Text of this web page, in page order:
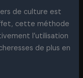
de culture est
cette méthode
l’utilisation
de plus en